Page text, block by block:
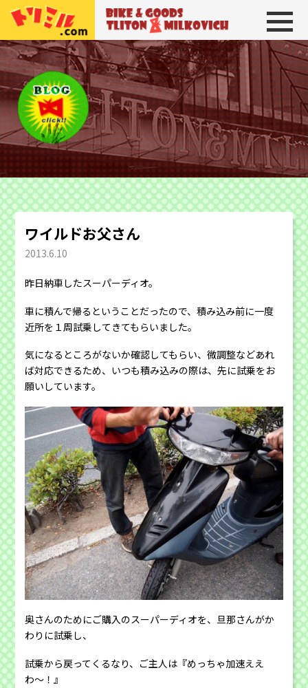
トリトン＆ミルコビッチ BIKE＆
ワイルドお父さん
2013.6.10
昨日納車したスーパーディオ。
車に積んで帰るということだったので、積み込み前に一度
近所を１周試乗してきてもらいました。
気になるところがないか確認してもらい、微調整などあれ
ば対応できるため、いつも積み込みの際は、先に試乗をお
願いしています。
奥さんのためにご購入のスーパーディオを、旦那さんがか
わりに試乗し、
試乗から戻ってくるなり、ご主人は『めっちゃ加速ええ
わ〜！』